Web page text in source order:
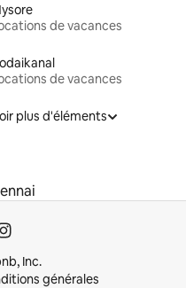
de vacances
de vacances
plus d'éléments
Inc.
générales